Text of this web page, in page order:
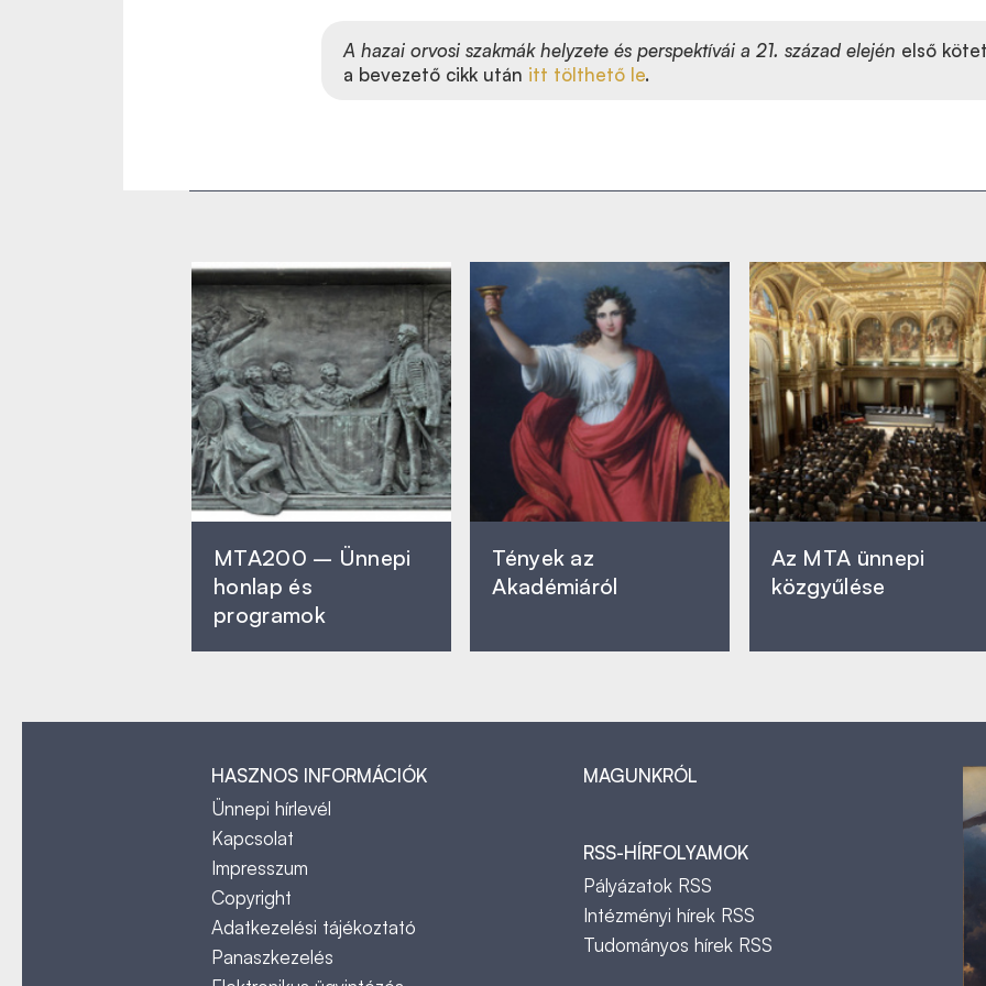
A hazai orvosi szakmák helyzete és perspektívái a 21. század elején első
a bevezető cikk után itt tölthető le.
MTA200 – Ünnepi
honlap és
programok
Tények az
Akadémiáról
Az MTA ünnepi
közgyűlése
HASZNOS INFORMÁCIÓK
Ünnepi hírlevél
Kapcsolat
Impresszum
Copyright
Adatkezelési tájékoztató
Panaszkezelés
MAGUNKRÓL
RSS-HÍRFOLYAMOK
Pályázatok RSS
Intézményi hírek RSS
Tudományos hírek RSS